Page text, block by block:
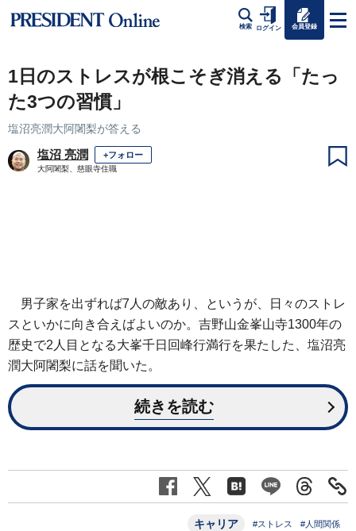
検索 ログイン 会員登録
1日のストレスが根こそぎ消える「たっ
た3つの習慣」
塩沼亮潤大阿闍梨が答える
塩沼 亮潤 +フォロー
大阿闍梨、慈眼寺住職
男子家を出ずれば7人の敵あり、というが、日々のストレ
スといかに向き合えばよいのか。吉野山金峯山寺1300年の
歴史で2人目となる大峯千日回峰行満行を果たした、塩沼亮
潤大阿闍梨に話を聞いた。
続きを読む
キャリア #ストレス #人間関係